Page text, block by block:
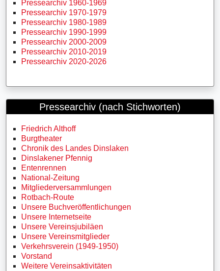
Pressearchiv 1960-1969
Pressearchiv 1970-1979
Pressearchiv 1980-1989
Pressearchiv 1990-1999
Pressearchiv 2000-2009
Pressearchiv 2010-2019
Pressearchiv 2020-2026
Pressearchiv (nach Stichworten)
Friedrich Althoff
Burgtheater
Chronik des Landes Dinslaken
Dinslakener Pfennig
Entenrennen
National-Zeitung
Mitgliederversammlungen
Rotbach-Route
Unsere Buchveröffentlichungen
Unsere Internetseite
Unsere Vereinsjubiläen
Unsere Vereinsmitglieder
Verkehrsverein (1949-1950)
Vorstand
Weitere Vereinsaktivitäten